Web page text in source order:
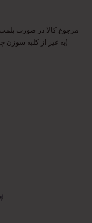
مرجوع کالا در صورت
(به غیر از کلیه سوزن